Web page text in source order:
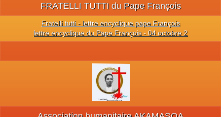
FRATELLI TUTTI du Pape François
Fratelli tutti - lettre encyclique pape François
lettre encyclique du Pape François - 04 octobre 2